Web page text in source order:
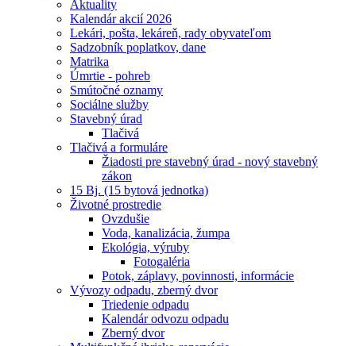
Aktuality
Kalendár akcií 2026
Lekári, pošta, lekáreň, rady obyvateľom
Sadzobník poplatkov, dane
Matrika
Úmrtie - pohreb
Smútočné oznamy
Sociálne služby
Stavebný úrad
Tlačivá
Tlačivá a formuláre
Žiadosti pre stavebný úrad - nový stavebný
zákon
15 Bj. (15 bytová jednotka)
Životné prostredie
Ovzdušie
Voda, kanalizácia, žumpa
Ekológia, výruby
Fotogaléria
Potok, záplavy, povinnosti, informácie
Vývozy odpadu, zberný dvor
Triedenie odpadu
Kalendár odvozu odpadu
Zberný dvor